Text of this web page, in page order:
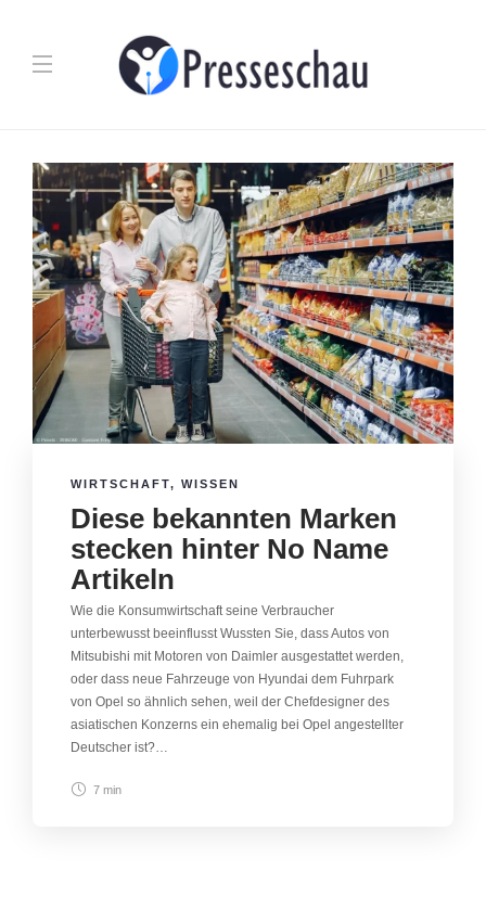
WIRTSCHAFT, WISSEN
Diese bekannten Marken
stecken hinter No Name
Artikeln
Wie die Konsumwirtschaft seine Verbraucher
unterbewusst beeinflusst Wussten Sie, dass Autos von
Mitsubishi mit Motoren von Daimler ausgestattet werden,
oder dass neue Fahrzeuge von Hyundai dem Fuhrpark
von Opel so ähnlich sehen, weil der Chefdesigner des
asiatischen Konzerns ein ehemalig bei Opel angestellter
Deutscher ist?…
7 min